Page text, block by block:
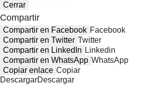
Cerrar
Compartir
Compartir en Facebook Facebook
Compartir en Twitter Twitter
Compartir en LinkedIn Linkedin
Compartir en WhatsApp WhatsApp
Copiar enlace Copiar
DescargarDescargar